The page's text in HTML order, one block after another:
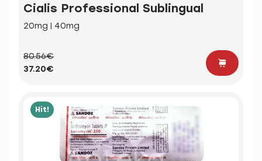
Cialis Professional Sublingual
20mg | 40mg
80.56€
37.20€
Hit!